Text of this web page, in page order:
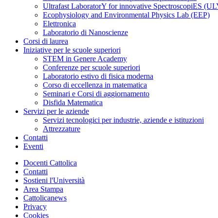
Ultrafast LaboratorY for innovative SpectroscopiES
Ecophysiology and Environmental Physics Lab (EEP)
Elettronica
Laboratorio di Nanoscienze
Corsi di laurea
Iniziative per le scuole superiori
STEM in Genere Academy
Conferenze per scuole superiori
Laboratorio estivo di fisica moderna
Corso di eccellenza in matematica
Seminari e Corsi di aggiornamento
Disfida Matematica
Servizi per le aziende
Servizi tecnologici per industrie, aziende e istituzioni
Attrezzature
Contatti
Eventi
Docenti Cattolica
Contatti
Sostieni l'Università
Area Stampa
Cattolicanews
Privacy
Cookies